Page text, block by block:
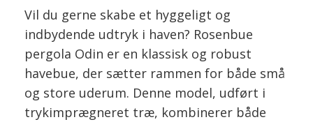
Vil du gerne skabe et hyggeligt og
indbydende udtryk i haven? Rosenbue
pergola Odin er en klassisk og robust
havebue, der sætter rammen for både små
og store uderum. Denne model, udført i
trykimprægneret træ, kombinerer både